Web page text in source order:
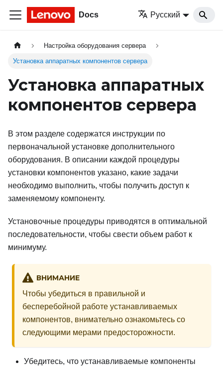
Docs Русский
Настройка оборудования сервера
Установка аппаратных компонентов сервера
Установка аппаратных
компонентов сервера
В этом разделе содержатся инструкции по
первоначальной установке дополнительного
оборудования. В описании каждой процедуры
установки компонентов указано, какие задачи
необходимо выполнить, чтобы получить доступ к
заменяемому компоненту.
Установочные процедуры приводятся в оптимальной
последовательности, чтобы свести объем работ к
минимуму.
ВНИМАНИЕ
Чтобы убедиться в правильной и
бесперебойной работе устанавливаемых
компонентов, внимательно ознакомьтесь со
следующими мерами предосторожности.
Убедитесь, что устанавливаемые компоненты